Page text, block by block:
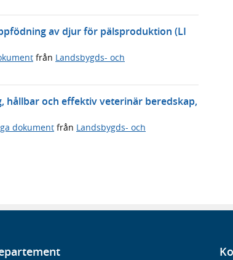
av djur för pälsproduktion (LI
från Landsbygds- och
hållbar och effektiv veterinär beredskap,
dokument från Landsbygds- och